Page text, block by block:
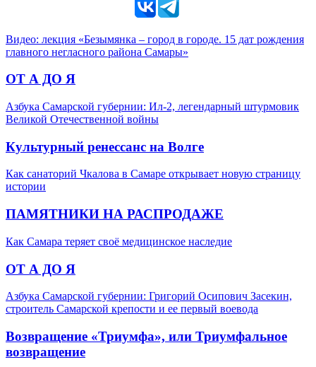
Видео: лекция «Безымянка – город в городе. 15 дат рождения
главного негласного района Самары»
ОТ А ДО Я
Азбука Самарской губернии: Ил-2, легендарный штурмовик
Великой Отечественной войны
Культурный ренессанс на Волге
Как санаторий Чкалова в Самаре открывает новую страницу
истории
ПАМЯТНИКИ НА РАСПРОДАЖЕ
Как Самара теряет своё медицинское наследие
ОТ А ДО Я
Азбука Самарской губернии: Григорий Осипович Засекин,
строитель Самарской крепости и ее первый воевода
Возвращение «Триумфа», или Триумфальное
возвращение